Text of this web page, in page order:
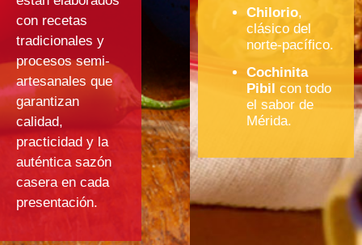
con recetas
tradicionales y
procesos semi-
artesanales que
garantizan
calidad,
practicidad y la
auténtica sazón
casera en cada
presentación.
Chilorio,
clásico del
norte-pacífico.
Cochinita
Pibil con todo
el sabor de
Mérida.